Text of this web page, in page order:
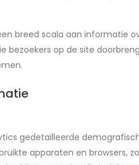
breed scala aan informatie
bezoekers op de site
gedetailleerde
apparaten en browsers,